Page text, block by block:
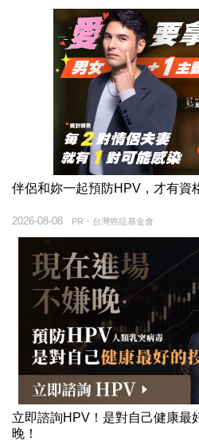
伴侶和妳一起預防HPV，才有資
PR・台灣癌症基金會
2026-08-08
立即諮詢HPV！是對自己健康最
晚！